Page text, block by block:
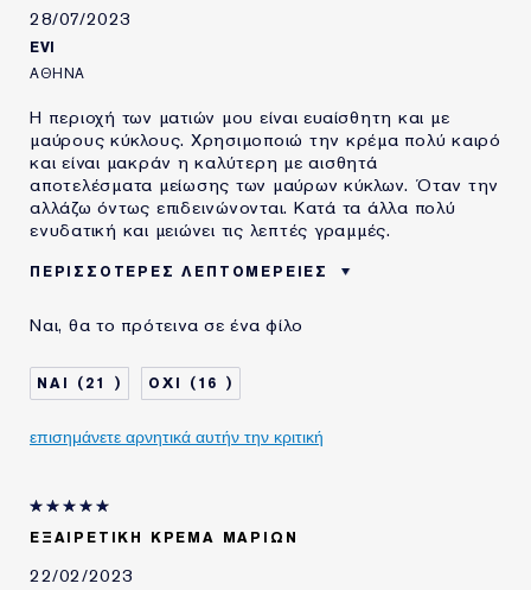
28/07/2023
EVI
ΑΘΉΝΑ
Η περιοχή των ματιών μου είναι ευαίσθητη και με
μαύρους κύκλους. Χρησιμοποιώ την κρέμα πολύ καιρό
και είναι μακράν η καλύτερη με αισθητά
αποτελέσματα μείωσης των μαύρων κύκλων. Όταν την
αλλάζω όντως επιδεινώνονται. Κατά τα άλλα πολύ
ενυδατική και μειώνει τις λεπτές γραμμές.
ΠΕΡΙΣΣΌΤΕΡΕΣ ΛΕΠΤΟΜΈΡΕΙΕΣ
ΤΥΠΟΣ ΔΕΡΜΑΤΟΣ
ΞΗΡΟ
ΑΝΑΓΚΗ ΕΠΙΔΕΡΜΙΔΑΣ
ΠΡΟΪΟΝΤΑ ESTÉE
LAUDER ΓΙΑ
Ναι, θα το πρότεινα σε ένα φίλο
21 16
επισημάνετε αρνητικά αυτήν την κριτική
ΕΞΑΙΡΕΤΙΚΉ ΚΡΈΜΑ ΜΑΡΙΏΝ
22/02/2023